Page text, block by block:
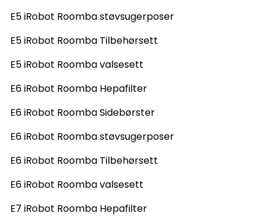
E5 iRobot Roomba støvsugerposer
E5 iRobot Roomba Tilbehørsett
E5 iRobot Roomba valsesett
E6 iRobot Roomba Hepafilter
E6 iRobot Roomba Sidebørster
E6 iRobot Roomba støvsugerposer
E6 iRobot Roomba Tilbehørsett
E6 iRobot Roomba valsesett
E7 iRobot Roomba Hepafilter